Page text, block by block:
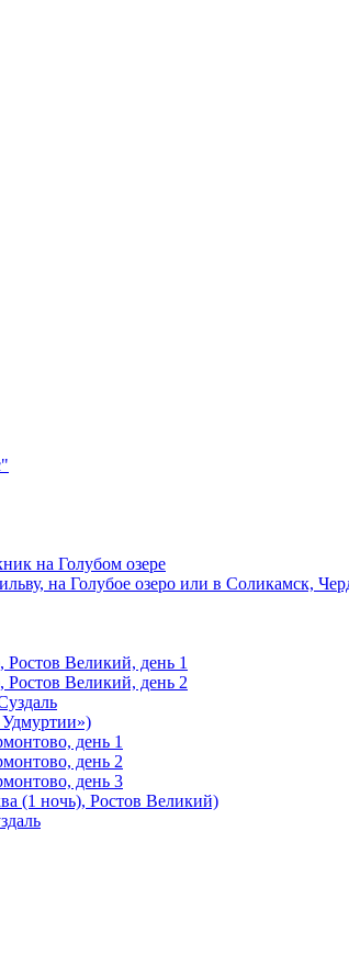
на Голубом озере
на Голубое озеро или в Соликамск,
Великий, день 1
Ростов Великий, день 2
день 1
день 2
день 3
(1 ночь), Ростов Великий)